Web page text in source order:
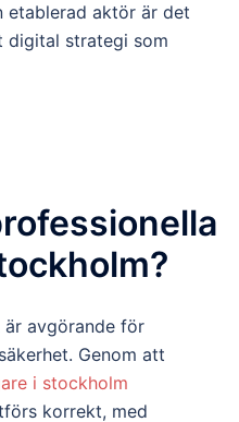
aktör är det
digital strategi som
avgörande för
Genom att
i stockholm
korrekt, med